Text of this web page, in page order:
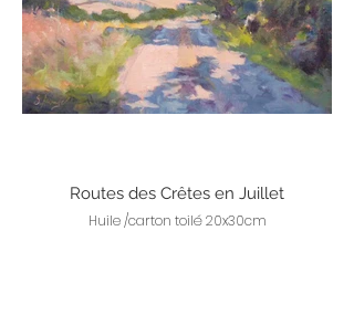
Routes des Crêtes en Juillet
Huile /carton toilé 20x30cm